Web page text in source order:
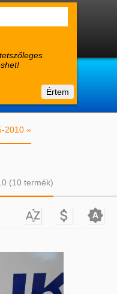
Kapcsolat
Értem
2010 »
(10 termék)
  